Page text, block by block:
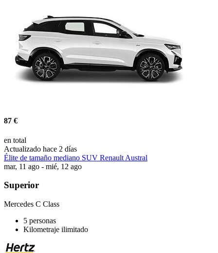
87 €
en total
Actualizado hace 2 días
Élite de tamaño mediano SUV Renault Austral
mar, 11 ago - mié, 12 ago
Superior
Mercedes C Class
5 personas
Kilometraje ilimitado